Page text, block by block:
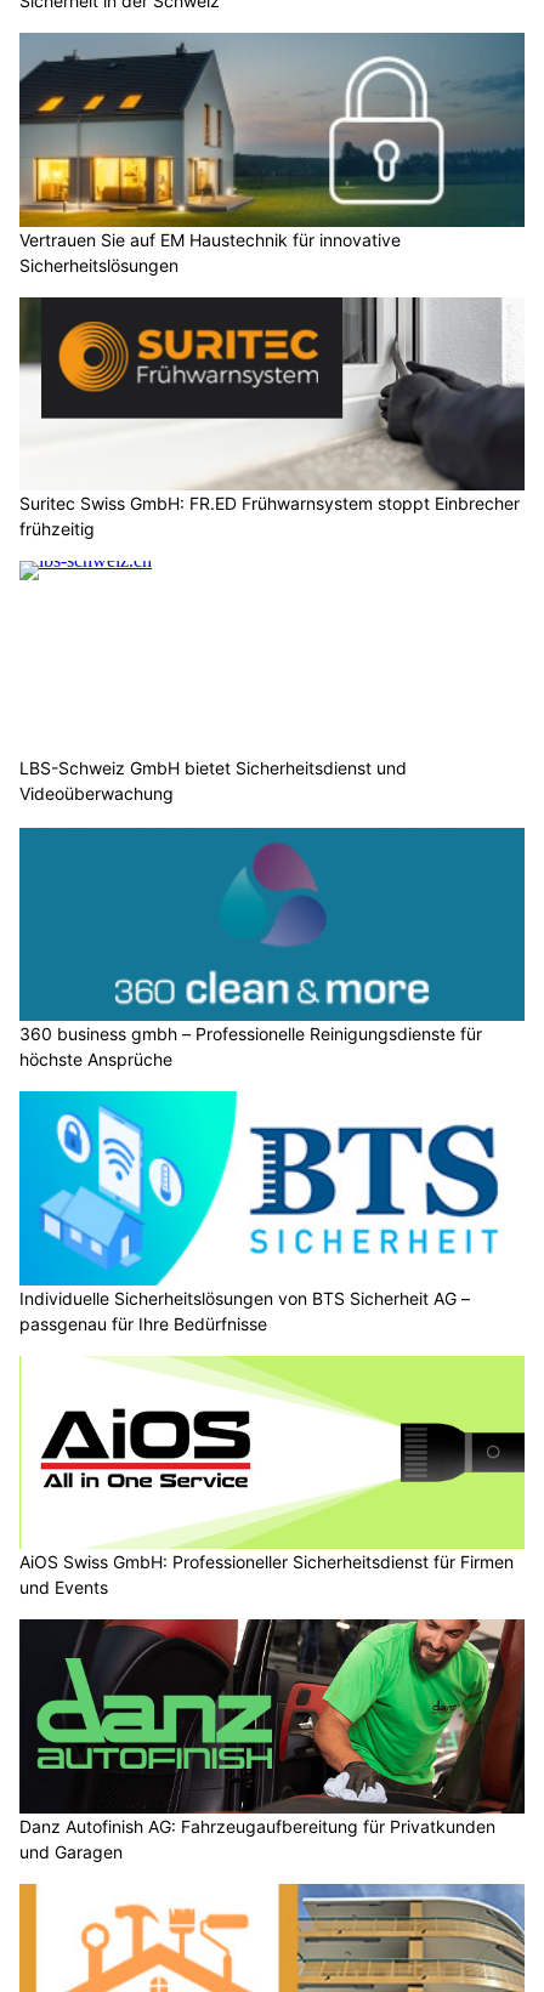
Vertrauen Sie auf EM Haustechnik für innovative
Sicherheitslösungen
Suritec Swiss GmbH: FR.ED Frühwarnsystem stoppt Einbrecher
frühzeitig
LBS-Schweiz GmbH bietet Sicherheitsdienst und
Videoüberwachung
360 business gmbh – Professionelle Reinigungsdienste für
höchste Ansprüche
Individuelle Sicherheitslösungen von BTS Sicherheit AG –
passgenau für Ihre Bedürfnisse
AiOS Swiss GmbH: Professioneller Sicherheitsdienst für Firmen
und Events
Danz Autofinish AG: Fahrzeugaufbereitung für Privatkunden
und Garagen